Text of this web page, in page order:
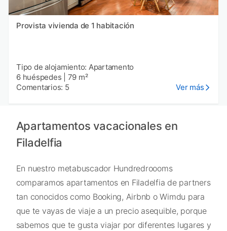
Provista vivienda de 1 habitación
Tipo de alojamiento: Apartamento
6 huéspedes
79 m²
Comentarios: 5
Ver más
Apartamentos vacacionales en
Filadelfia
En nuestro metabuscador Hundredroooms
comparamos apartamentos en Filadelfia de partners
tan conocidos como Booking, Airbnb o Wimdu para
que te vayas de viaje a un precio asequible, porque
sabemos que te gusta viajar por diferentes lugares y